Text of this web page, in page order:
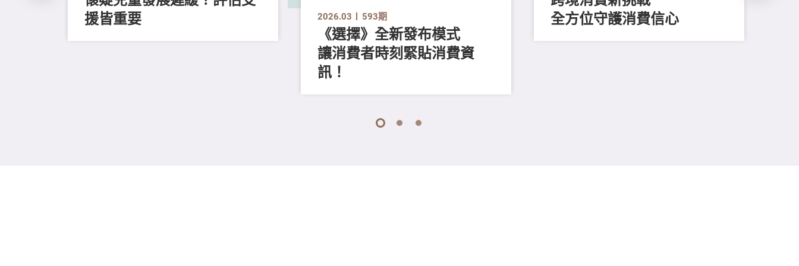
援皆重要
2026.03 593期
《選擇》全新發布模式
讓消費者時刻緊貼消費資
訊！
全方位守護消費信心
1 2 3